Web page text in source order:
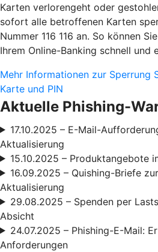
Karten verlorengeht oder
sofort alle betroffenen Karten
Nummer 116 116 an. So können
Ihrem Online-Banking schnell und
Mehr Informationen zur Sperrung
Karte und PIN
Aktuelle Phishing-
17.10.2025 – E-Mail-
Aktualisierung
15.10.2025 – Produktangebote
16.09.2025 – Quishing-Briefe
Aktualisierung
29.08.2025 – Spenden per
Absicht
24.07.2025 – Phishing-E-Mail:
Anforderungen